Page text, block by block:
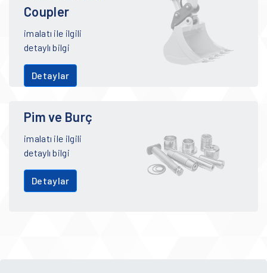
Coupler
imalatı ile ilgili
detaylı bilgi
Detaylar
Pim ve Burç
imalatı ile ilgili
detaylı bilgi
Detaylar